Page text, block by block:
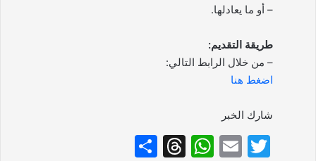
– أو ما يعادلها.
طريقة التقديم:
– من خلال الرابط التالي:
اضغط هنا
شارك الخبر
T
E
W
T